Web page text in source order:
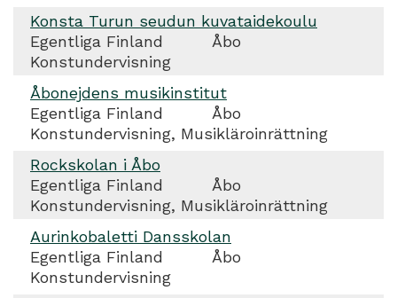
Konsta Turun seudun kuvataidekoulu
Egentliga Finland
Åbo
Konstundervisning
Åbonejdens musikinstitut
Egentliga Finland
Åbo
Konstundervisning, Musikläroinrättning
Rockskolan i Åbo
Egentliga Finland
Åbo
Konstundervisning, Musikläroinrättning
Aurinkobaletti Dansskolan
Egentliga Finland
Åbo
Konstundervisning